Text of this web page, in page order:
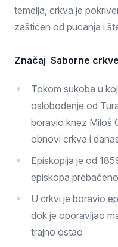
temelja, crkva je
zaštićen od pucanja i
Značaj Saborne
Tokom sukoba u
oslobođenje od
boravio knez Miloš
obnovi crkva i
Episkopija je od
episkopa
U crkvi je boravio
dok je oporavljao
trajno ostao